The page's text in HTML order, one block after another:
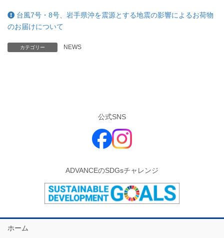
台風7号・8号、岩手県沖を震源とする地震の影響によるお荷物
のお届けについて
カテゴリー NEWS
公式SNS
ADVANCEのSDGsチャレンジ
ホーム